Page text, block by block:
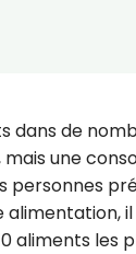
de
une
aliments les